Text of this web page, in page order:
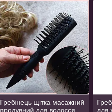
Гребінець щітка масажний
продувний для волосся
для